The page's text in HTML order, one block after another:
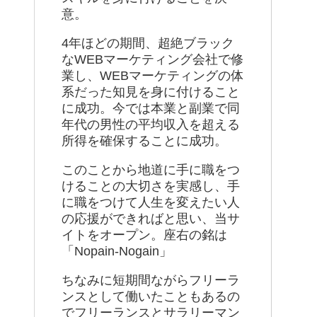
意。
4年ほどの期間、超絶ブラック
なWEBマーケティング会社で修
業し、WEBマーケティングの体
系だった知見を身に付けること
に成功。今では本業と副業で同
年代の男性の平均収入を超える
所得を確保することに成功。
このことから地道に手に職をつ
けることの大切さを実感し、手
に職をつけて人生を変えたい人
の応援ができればと思い、当サ
イトをオープン。座右の銘は
「Nopain-Nogain」
ちなみに短期間ながらフリーラ
ンスとして働いたこともあるの
でフリーランスとサラリーマン